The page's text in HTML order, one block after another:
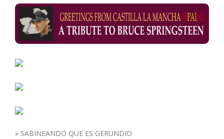
» SABINEANDO QUE ES GERUNDIO